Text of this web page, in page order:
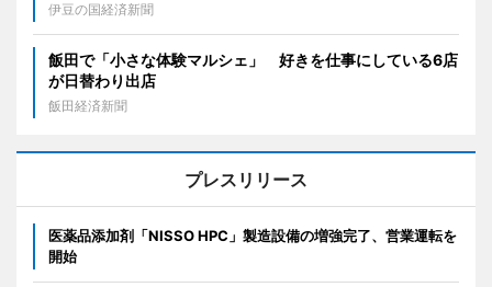
伊豆の国経済新聞
飯田で「小さな体験マルシェ」 好きを仕事にしている6店
が日替わり出店
飯田経済新聞
プレスリリース
医薬品添加剤「NISSO HPC」製造設備の増強完了、営業運転を
開始